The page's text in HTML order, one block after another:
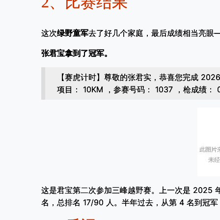
这次绿野童军去了好几个家庭，最后成绩相当亮
张君宝拿到了冠军。
【赛虎计时】尊敬的张君实，恭喜您完成
项目： 10KM ，参赛号码： 1037 ，枪成绩：
这是君宝第二次参加三峰越野赛。上一次是 2025
名，总排名 17/90 人。半年过去，从第 4 名到冠